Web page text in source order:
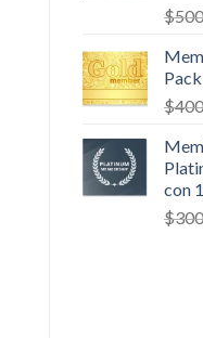
$
$
con
$